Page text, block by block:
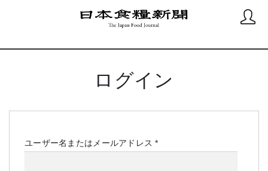
ログイン
ユーザー名またはメールアドレス*必